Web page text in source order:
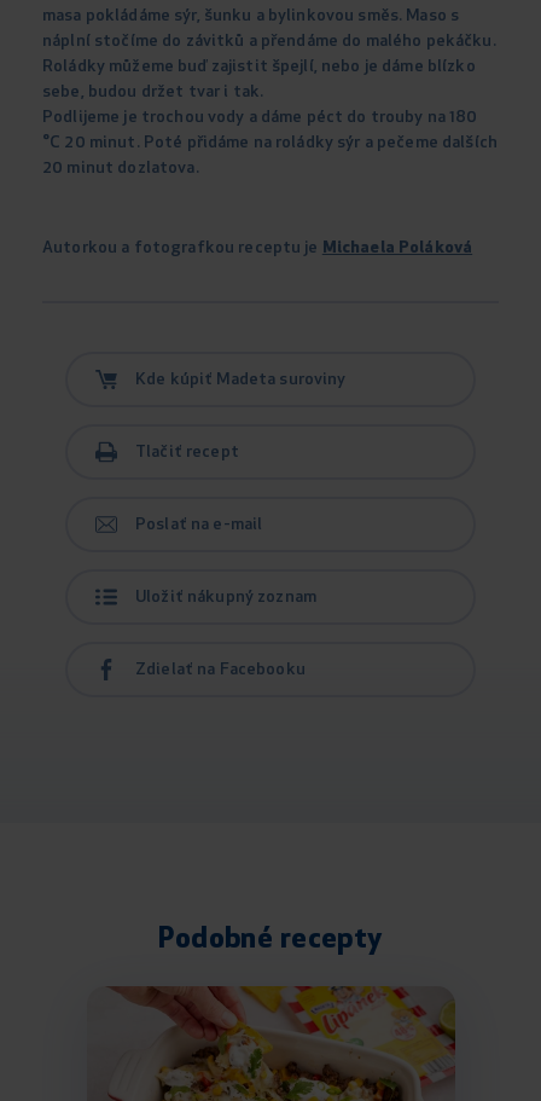
masa pokládáme sýr, šunku a bylinkovou směs. Maso s
náplní stočíme do závitků a přendáme do malého pekáčku.
Roládky můžeme buď zajistit špejlí, nebo je dáme blízko
sebe, budou držet tvar i tak.
Podlijeme je trochou vody a dáme péct do trouby na 180
°C 20 minut. Poté přidáme na roládky sýr a pečeme dalších
20 minut dozlatova.
Autorkou a fotografkou receptu je Michaela Poláková
Kde kúpiť Madeta suroviny
Tlačiť recept
Poslať na e-mail
Uložiť nákupný zoznam
Zdielať na Facebooku
Podobné recepty